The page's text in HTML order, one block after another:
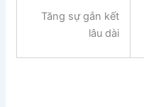
Tăng sự gắn kết
lâu dài